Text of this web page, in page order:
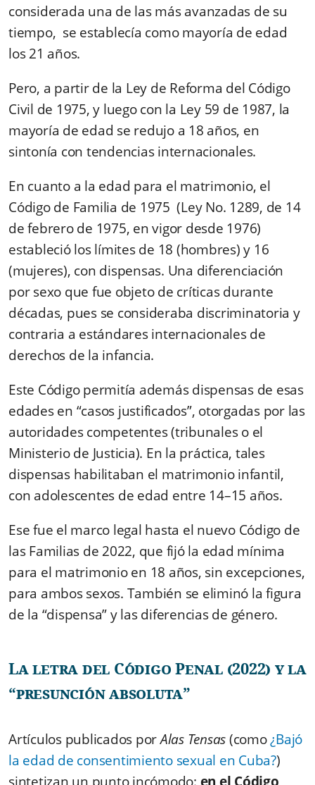
considerada una de las más avanzadas de su
tiempo, se establecía como mayoría de edad
los 21 años.
Pero, a partir de la Ley de Reforma del Código
Civil de 1975, y luego con la Ley 59 de 1987, la
mayoría de edad se redujo a 18 años, en
sintonía con tendencias internacionales.
En cuanto a la edad para el matrimonio, el
Código de Familia de 1975 (Ley No. 1289, de 14
de febrero de 1975, en vigor desde 1976)
estableció los límites de 18 (hombres) y 16
(mujeres), con dispensas. Una diferenciación
por sexo que fue objeto de críticas durante
décadas, pues se consideraba discriminatoria y
contraria a estándares internacionales de
derechos de la infancia.
Este Código permitía además dispensas de esas
edades en “casos justificados”, otorgadas por las
autoridades competentes (tribunales o el
Ministerio de Justicia). En la práctica, tales
dispensas habilitaban el matrimonio infantil,
con adolescentes de edad entre 14–15 años.
Ese fue el marco legal hasta el nuevo Código de
las Familias de 2022, que fijó la edad mínima
para el matrimonio en 18 años, sin excepciones,
para ambos sexos. También se eliminó la figura
de la “dispensa” y las diferencias de género.
La letra del Código Penal (2022) y la
“presunción absoluta”
Artículos publicados porAlas Tensas(como¿Bajó
la edad de consentimiento sexual en Cuba?)